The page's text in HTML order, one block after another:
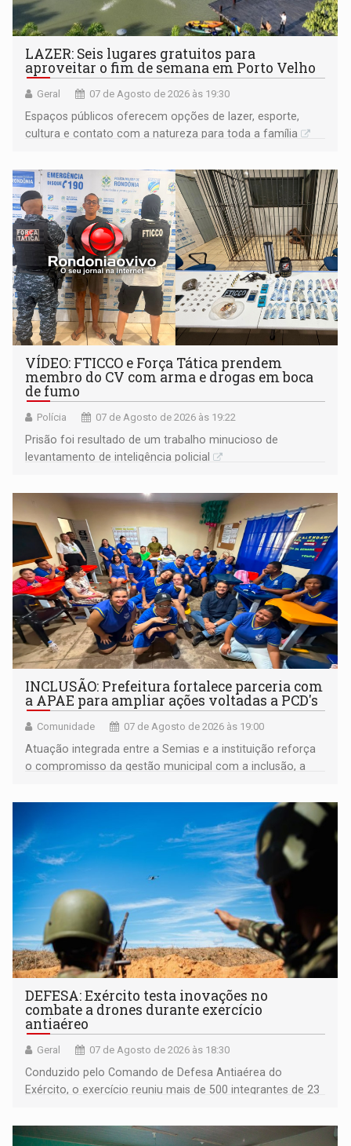
LAZER: Seis lugares gratuitos para
aproveitar o fim de semana em Porto Velho
Geral 07 de Agosto de 2026 às 19:30
Espaços públicos oferecem opções de lazer, esporte,
cultura e contato com a natureza para toda a família
VÍDEO: FTICCO e Força Tática prendem
membro do CV com arma e drogas em boca
de fumo
Polícia 07 de Agosto de 2026 às 19:22
Prisão foi resultado de um trabalho minucioso de
levantamento de inteligência policial
INCLUSÃO: Prefeitura fortalece parceria com
a APAE para ampliar ações voltadas a PCD's
Comunidade 07 de Agosto de 2026 às 19:00
Atuação integrada entre a Semias e a instituição reforça
o compromisso da gestão municipal com a inclusão, a
DEFESA: Exército testa inovações no
combate a drones durante exercício
antiaéreo
Geral 07 de Agosto de 2026 às 18:30
Conduzido pelo Comando de Defesa Antiaérea do
Exército, o exercício reuniu mais de 500 integrantes de 23